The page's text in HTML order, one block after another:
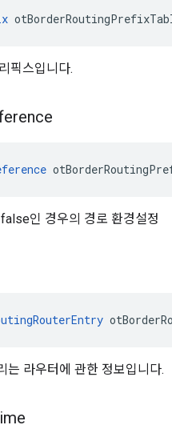
픽스입니다.
인 경우의 경로 환경설정
는 라우터에 관한 정보입니다.